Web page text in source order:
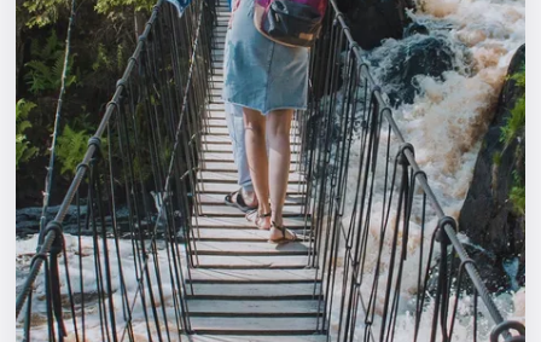
Города
Площадки
Артисты
Рейтинги